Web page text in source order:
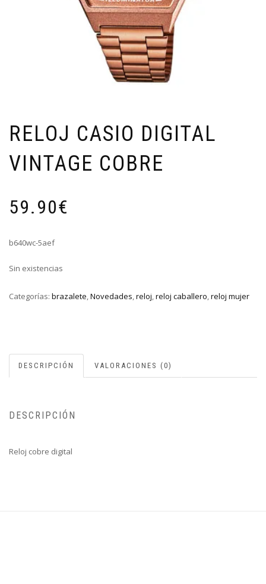
RELOJ CASIO DIGITAL
VINTAGE COBRE
59.90€
b640wc-5aef
Sin existencias
Categorías: brazalete,Novedades,reloj,reloj caballero,reloj mujer
DESCRIPCIÓN VALORACIONES (0)
DESCRIPCIÓN
Reloj cobre digital